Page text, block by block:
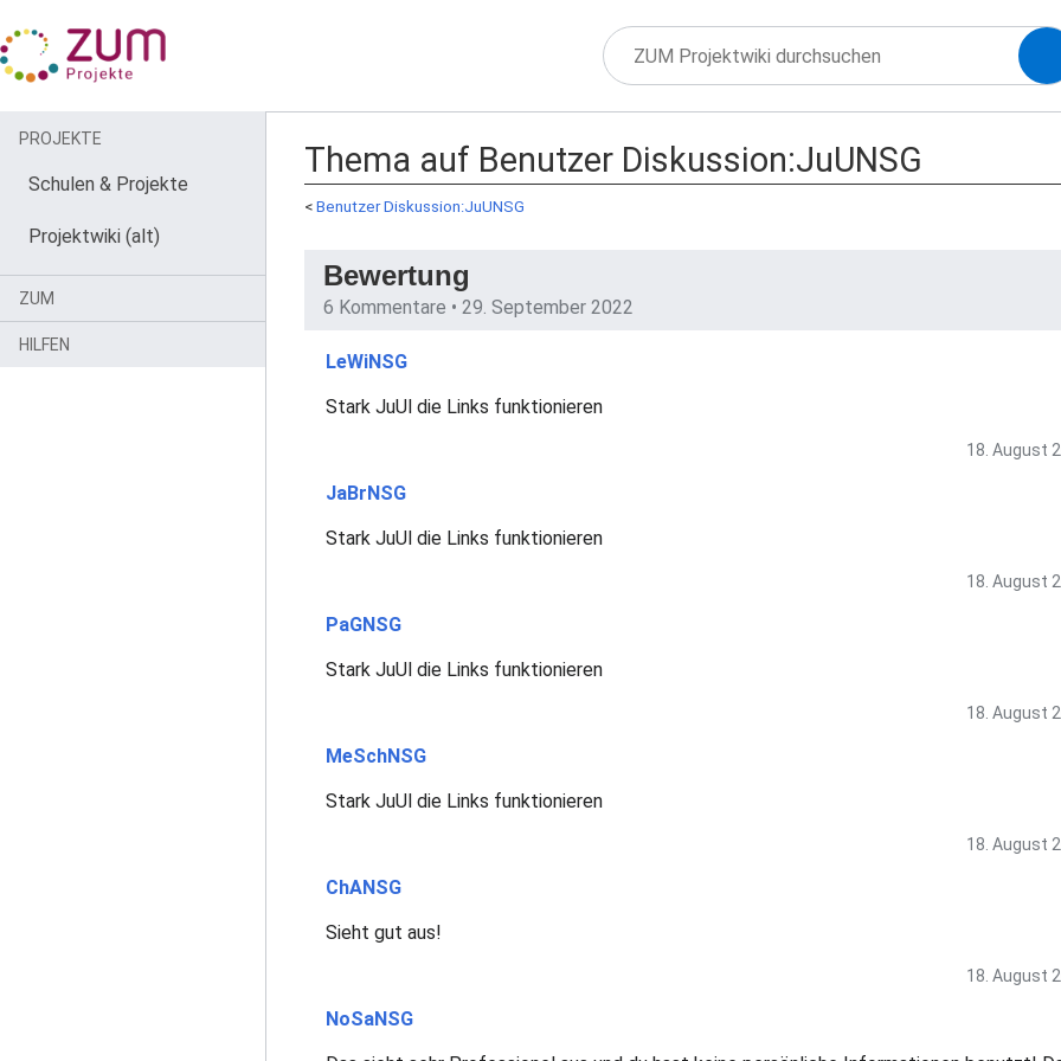
Thema auf Benutzer Diskussion:JuUNSG
< Benutzer Diskussion:JuUNSG
Bewertung
6 Kommentare • 29. September 2022
LeWiNSG
Stark JuUl die Links funktionieren
18. August
JaBrNSG
Stark JuUl die Links funktionieren
18. August
PaGNSG
Stark JuUl die Links funktionieren
18. August
MeSchNSG
Stark JuUl die Links funktionieren
18. August
ChANSG
Sieht gut aus!
18. August
NoSaNSG
PROJEKTE
Schulen & Projekte
Projektwiki (alt)
ZUM
HILFEN